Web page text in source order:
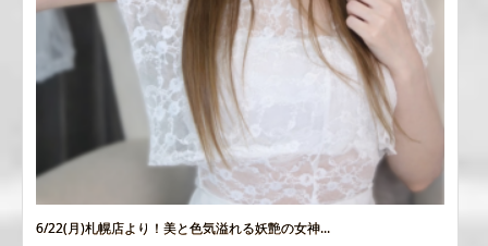
6/22(月)札幌店より！美と色気溢れる妖艶の女神...